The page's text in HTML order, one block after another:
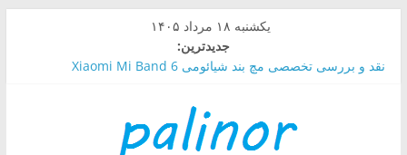
content
یکشنبه ۱۸ مرداد ۱۴۰۵
جدیدترین:
نقد و بررسی تخصصی مچ بند شیائومی Xiaomi Mi Band 6
راهنمای خرید سیستم صوتی برای خودرو
چگونه در گوشی های سامسونگ سقف مصرف اینترنت را تعیین کنیم؟